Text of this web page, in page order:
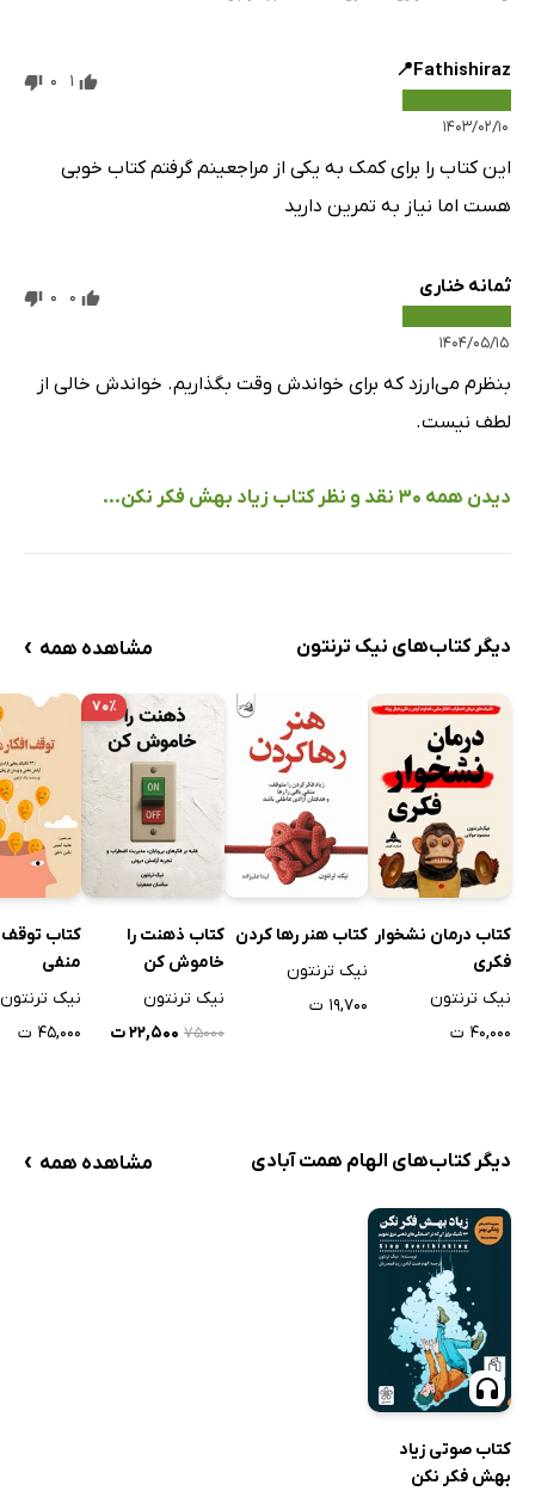
Fathishiraz📍
۱۴۰۳/۰۲/۱۰
1
0
این کتاب را برای کمک به یکی از مراجعینم گرفتم کتاب خوبی
هست اما نیاز به تمرین دارید
ثمانه خناری
۱۴۰۴/۰۵/۱۵
0
0
بنظرم می‌ارزد که برای خواندش وقت بگذاریم. خواندش خالی از
لطف نیست.
دیدن همه 30 نقد و نظر کتاب زیاد بهش فکر نکن...
دیگر کتاب‌های نیک ترنتون مشاهده همه ›
کتاب درمان نشخوار
فکری
نیک ترنتون
۴۰,۰۰۰ ت
کتاب هنر رها کردن
نیک ترنتون
۱۹,۷۰۰ ت
۷۰٪
کتاب ذهنت را
خاموش کن
نیک ترنتون
۷۵۰۰۰ ۲۲,۵۰۰ ت
کتاب توقف
منفی
نیک ترنتون
۴۵,۰۰۰ ت
دیگر کتاب‌های الهام همت آبادی مشاهده همه ›
کتاب صوتی زیاد
بهش فکر نکن